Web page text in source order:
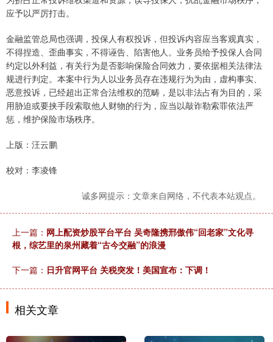
应予以严厉打击。
金融监管总局也强调，投保人有权投诉，但投诉内容应当客观真实，
不得捏造、歪曲事实，不得诬告、陷害他人。业务员给予投保人合同
约定以外利益，有关行为是否影响保险合同效力，要依据相关法律法
规进行判定。本案中行为人以业务员存在违规行为为由，虚构事实、
恶意投诉，已经超出正常合法维权的范畴，是以非法占有为目的，采
用胁迫或要挟手段索取他人财物的行为，应当以敲诈勒索罪依法严
惩，维护保险市场秩序。
上版：汪云鹏
校对：李凌锋
诚多网提示：文章来自网络，不代表本站观点。
上一篇： 网上配资炒股平台平台 吴奇隆携邢傲伟“回老家”文化寻
根，综艺里的泉州藏着“古今交融”的浪漫
下一篇： 日升官网平台 关税突发！美国宣布：下调！
相关文章